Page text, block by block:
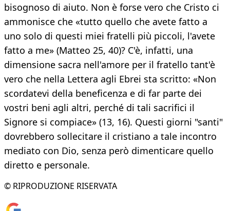
bisognoso di aiuto. Non è forse vero che Cristo ci
ammonisce che «tutto quello che avete fatto a
uno solo di questi miei fratelli più piccoli, l'avete
fatto a me» (Matteo 25, 40)? C'è, infatti, una
dimensione sacra nell'amore per il fratello tant'è
vero che nella Lettera agli Ebrei sta scritto: «Non
scordatevi della beneficenza e di far parte dei
vostri beni agli altri, perché di tali sacrifici il
Signore si compiace» (13, 16). Questi giorni "santi"
dovrebbero sollecitare il cristiano a tale incontro
mediato con Dio, senza però dimenticare quello
diretto e personale.
© RIPRODUZIONE RISERVATA